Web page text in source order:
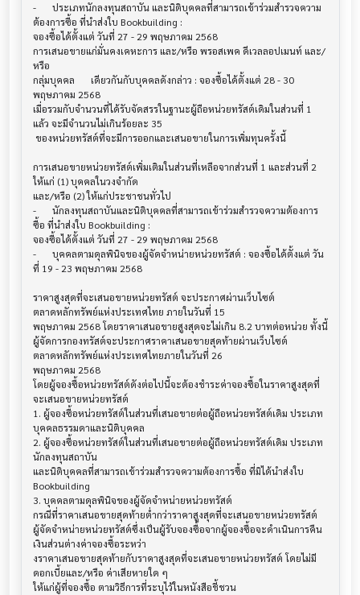
-	ประเภทนักลงทุนสถาบัน และนิติบุคคลที่สามารถเข้าร่วมสำรวจความ
ต้องการซื้อ ที่นำส่งใบ Bookbuilding :
จองซื้อได้ตั้งแต่ วันที่ 27 - 29 พฤษภาคม 2568
การเสนอขายแก่มั่นคงเคหะการ และ/หรือ พรอสเพค ดีเวลลอปเมนท์ และ/
หรือ
กลุ่มบุคคล	เดียวกันกับบุคคลดังกล่าว : จองซื้อได้ตั้งแต่ 28 - 30
พฤษภาคม 2568
เมื่อรวมกับจำนวนที่ได้รับจัดสรรในฐานะผู้ถือหน่วยทรัสต์เดิมในส่วนที่ 1
แล้ว จะมีจำนวนไม่เกินร้อยละ 35
การเสนอขายหน่วยทรัสต์เพิ่มเติมในส่วนที่เหลือจากส่วนที่ 1 และส่วนที่ 2
ให้แก่ (1) บุคคลในวงจำกัด
และ/หรือ (2) ให้แก่ประชาชนทั่วไป
-	นักลงทุนสถาบันและนิติบุคคลที่สามารถเข้าร่วมสำรวจความต้องการ
ซื้อ ที่นำส่งใบ Bookbuilding :
จองซื้อได้ตั้งแต่ วันที่ 27 - 29 พฤษภาคม 2568
-	บุคคลตามดุลพินิจของผู้จัดจำหน่ายหน่วยทรัสต์ : จองซื้อได้ตั้งแต่ วัน
ที่ 19 - 23 พฤษภาคม 2568
ราคาสูงสุดที่จะเสนอขายหน่วยทรัสต์ จะประกาศผ่านเว็บไซต์
ตลาดหลักทรัพย์แห่งประเทศไทย ภายในวันที่ 15
พฤษภาคม 2568 โดยราคาเสนอขายสูงสุดจะไม่เกิน 8.2 บาทต่อหน่วย ทั้งนี้
ผู้จัดการกองทรัสต์จะประกาศราคาเสนอขายสุดท้ายผ่านเว็บไซต์
ตลาดหลักทรัพย์แห่งประเทศไทยภายในวันที่ 26
พฤษภาคม 2568
โดยผู้จองซื้อหน่วยทรัสต์ดังต่อไปนี้จะต้องชำระค่าจองซื้อในราคาสูงสุดที่
จะเสนอขายหน่วยทรัสต์
1. ผู้จองซื้อหน่วยทรัสต์ในส่วนที่เสนอขายต่อผู้ถือหน่วยทรัสต์เดิม ประเภท
บุคคลธรรมดาและนิติบุคคล
2. ผู้จองซื้อหน่วยทรัสต์ในส่วนที่เสนอขายต่อผู้ถือหน่วยทรัสต์เดิม ประเภท
นักลงทุนสถาบัน
และนิติบุคคลที่สามารถเข้าร่วมสำรวจความต้องการซื้อ ที่มิได้นำส่งใบ
Bookbuilding
3. บุคคลตามดุลพินิจของผู้จัดจำหน่ายหน่วยทรัสต์
กรณีที่ราคาเสนอขายสุดท้ายต่ำกว่าราคาสูงสุดที่จะเสนอขายหน่วยทรัสต์
ผู้จัดจำหน่ายหน่วยทรัสต์ซึ่งเป็นผู้รับจองซื้อจากผู้จองซื้อจะดำเนินการคืน
เงินส่วนต่างค่าจองซื้อระหว่า
งราคาเสนอขายสุดท้ายกับราคาสูงสุดที่จะเสนอขายหน่วยทรัสต์ โดยไม่มี
ดอกเบี้ยและ/หรือ ค่าเสียหายใด ๆ
ให้แก่ผู้ที่จองซื้อ ตามวิธีการที่ระบุไว้ในหนังสือชี้ชวน